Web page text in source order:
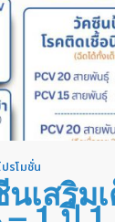
ปรโมชั่น
เสริม